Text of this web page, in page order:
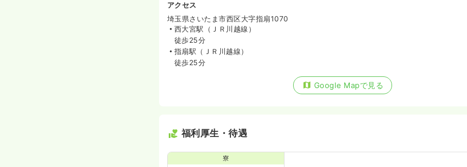
アクセス
埼玉県さいたま市西区大字指扇1070
西大宮駅（ＪＲ川越線）
徒歩25分
指扇駅（ＪＲ川越線）
徒歩25分
Google Mapで見る
福利厚生・待遇
寮